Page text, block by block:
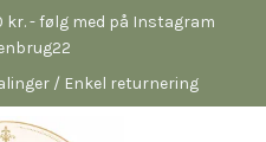
kr. - følg med på Instagram
/ Enkel returnering